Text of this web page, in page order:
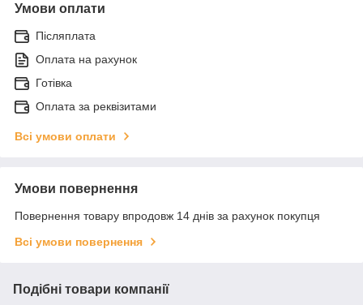
Умови оплати
Післяплата
Оплата на рахунок
Готівка
Оплата за реквізитами
Всі умови оплати
Умови повернення
Повернення товару впродовж 14 днів за рахунок покупця
Всі умови повернення
Подібні товари компанії